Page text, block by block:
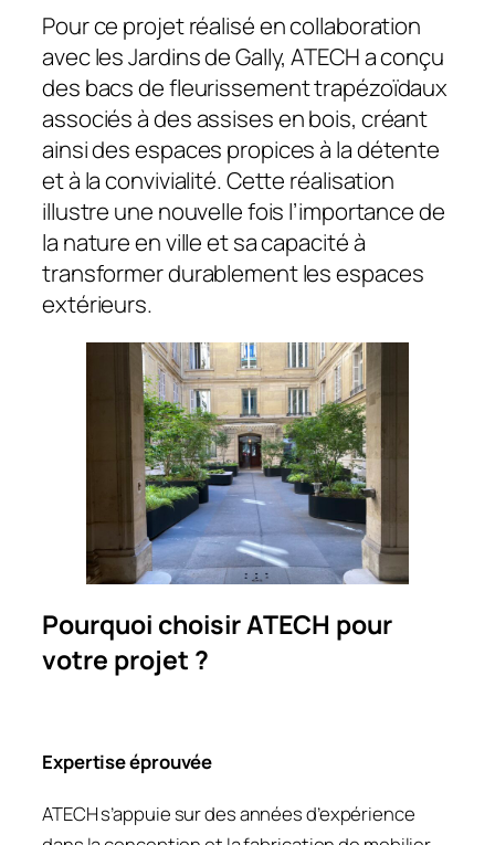
Pour ce projet réalisé en collaboration
avec les Jardins de Gally, ATECH a conçu
des bacs de fleurissement trapézoïdaux
associés à des assises en bois, créant
ainsi des espaces propices à la détente
et à la convivialité. Cette réalisation
illustre une nouvelle fois l’importance de
la nature en ville et sa capacité à
transformer durablement les espaces
extérieurs.
Pourquoi choisir ATECH pour
votre projet ?
Expertise éprouvée
ATECH s’appuie sur des années d’expérience